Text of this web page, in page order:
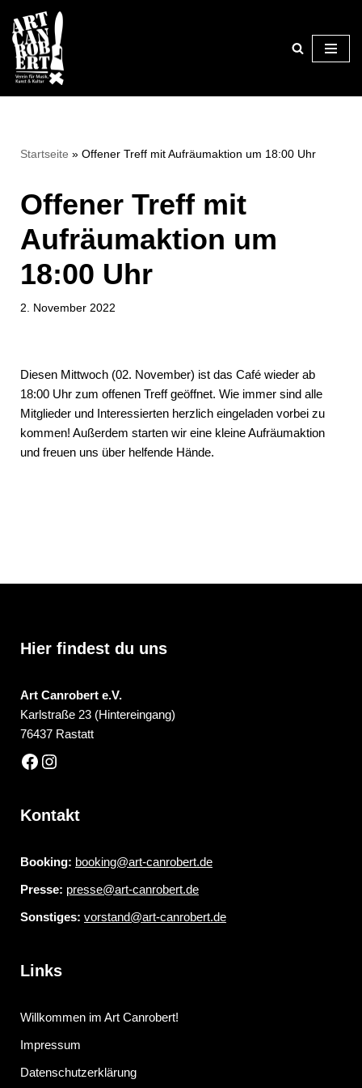
Zum
Inhalt
springen
Startseite » Offener Treff mit Aufräumaktion um 18:00 Uhr
Offener Treff mit
Aufräumaktion um
18:00 Uhr
2. November 2022
Diesen Mittwoch (02. November) ist das Café wieder ab
18:00 Uhr zum offenen Treff geöffnet. Wie immer sind alle
Mitglieder und Interessierten herzlich eingeladen vorbei zu
kommen! Außerdem starten wir eine kleine Aufräumaktion
und freuen uns über helfende Hände.
Hier findest du uns
Art Canrobert e.V.
Karlstraße 23 (Hintereingang)
76437 Rastatt
Kontakt
Booking: booking@art-canrobert.de
Presse: presse@art-canrobert.de
Sonstiges: vorstand@art-canrobert.de
Links
Willkommen im Art Canrobert!
Impressum
Datenschutzerklärung